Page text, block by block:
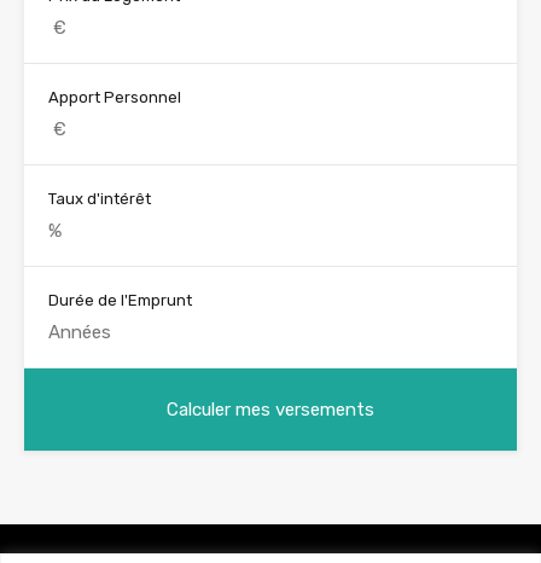
Apport Personnel
Taux d'intérêt
Durée de l'Emprunt